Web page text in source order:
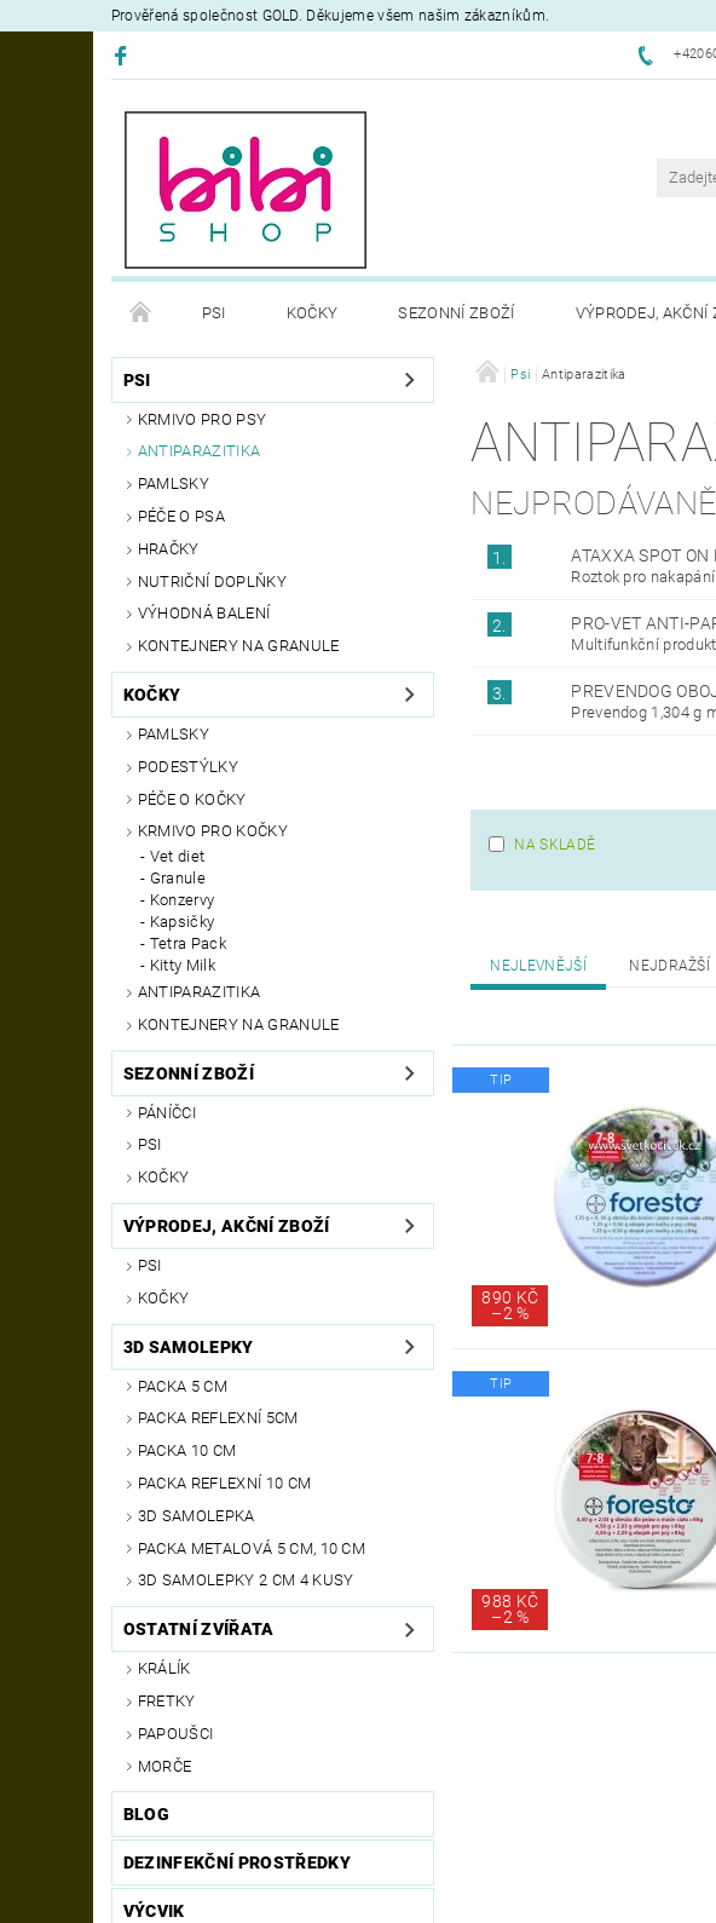
Prověřená společnost GOLD. Děkujeme všem našim zákazníkům.
PSI KOČKY SEZONNÍ ZBOŽÍ VÝPRODEJ, AKČNÍ
DEZINFEKČNÍ PROSTŘEDKY VÝCVIK OBCHODNÍ PODMÍNKY
PSI
KRMIVO PRO PSY
ANTIPARAZITIKA
PAMLSKY
PÉČE O PSA
HRAČKY
NUTRIČNÍ DOPLŇKY
VÝHODNÁ BALENÍ
KONTEJNERY NA GRANULE
KOČKY
PAMLSKY
PODESTÝLKY
PÉČE O KOČKY
KRMIVO PRO KOČKY
Vet diet
Granule
Konzervy
Kapsičky
Tetra Pack
Kitty Milk
ANTIPARAZITIKA
KONTEJNERY NA GRANULE
SEZONNÍ ZBOŽÍ
PÁNÍČCI
PSI
KOČKY
VÝPRODEJ, AKČNÍ ZBOŽÍ
PSI
KOČKY
3D SAMOLEPKY
PACKA 5 CM
PACKA REFLEXNÍ 5CM
PACKA 10 CM
PACKA REFLEXNÍ 10 CM
3D SAMOLEPKA
PACKA METALOVÁ 5 CM, 10 CM
3D SAMOLEPKY 2 CM 4 KUSY
OSTATNÍ ZVÍŘATA
KRÁLÍK
FRETKY
PAPOUŠCI
MORČE
BLOG
DEZINFEKČNÍ PROSTŘEDKY
VÝCVIK
Psi Antiparazitika
1. ATAXXA SPOT ON
Roztok pro
2. PRO-VET ANTI-
Multifunkční
3. PREVENDOG
Prevendog 1,304 g
NA SKLADĚ
NEJLEVNĚJŠÍ NEJDRAŽŠÍ
TIP
890 KČ
–2 %
TIP
988 KČ
–2 %